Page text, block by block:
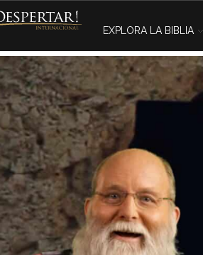
EXPLORA LA BIBLIA